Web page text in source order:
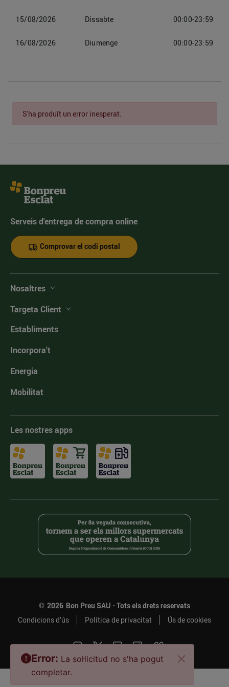
15/08/2026 Dissabte 00:00-23:59
16/08/2026 Diumenge 00:00-23:59
S'ha produït un error inesperat.
Serveis d'entrega de compra online
Comprovar el codi postal
Nosaltres
Targeta Client
Establiments
Incorpora't
Energia
Mobilitat
Les nostres apps
© 2026 Bon Preu SAU - Tots els drets reservats
Condicions d’ús
Política de privacitat Ús de cookies